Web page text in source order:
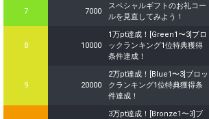
7 7000
スペシャルギフトのお礼コー
ルを見直してみよう！
8 10000
1万pt達成！[Green1〜3]ブロ
ックランキング1位特典獲得
条件達成！
9 20000
2万pt達成！[Blue1〜3]ブロッ
クランキング1位特典獲得条
件達成！
3万pt達成！[Bronze1〜3]ブ